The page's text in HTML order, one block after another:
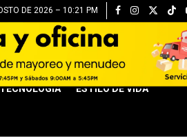
DE 2026 – 10:21 PM
TECNOLOGÍA ESTILO DE VIDA